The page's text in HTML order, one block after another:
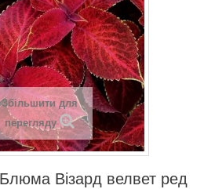
Збільшити для
перегляду
Візард велвет ред